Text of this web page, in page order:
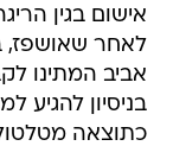
אישום בגין
לאחר שאושפז,
אביב המתינו
בניסיון
כתוצאה